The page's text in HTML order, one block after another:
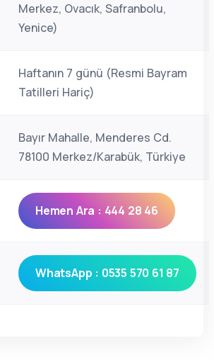
Merkez, Ovacık, Safranbolu,
Yenice)
Haftanın 7 günü (Resmi Bayram
Tatilleri Hariç)
Bayır Mahalle, Menderes Cd.
78100 Merkez/Karabük, Türkiye
Hemen Ara : 444 28 46
WhatsApp : 0535 570 61 87